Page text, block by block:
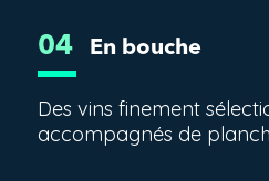
04En bouche
Des vins finement
accompagnés de